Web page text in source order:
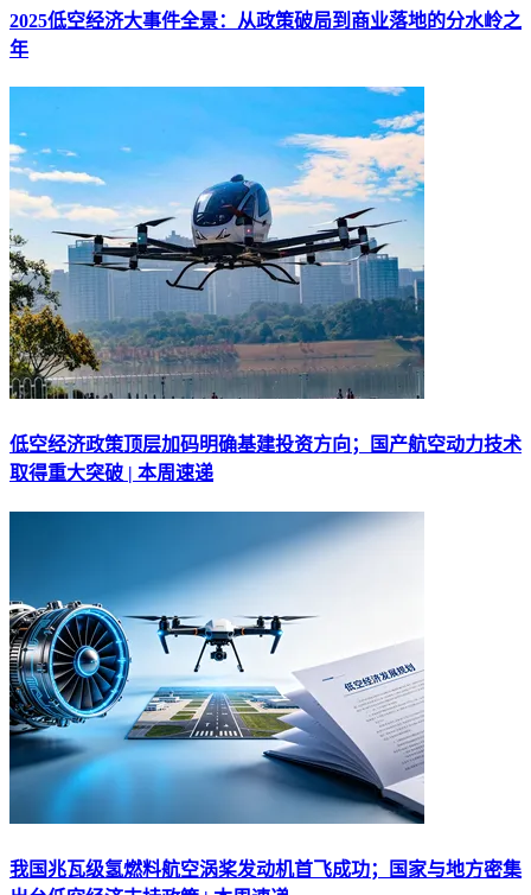
2025低空经济大事件全景：从政策破局到商业落地的分水岭之
年
低空经济政策顶层加码明确基建投资方向；国产航空动力技术
取得重大突破 | 本周速递
我国兆瓦级氢燃料航空涡桨发动机首飞成功；国家与地方密集